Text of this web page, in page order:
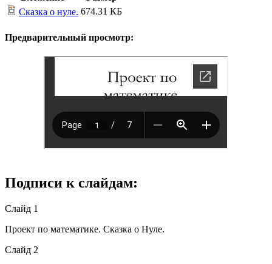
Сказка о нуле. 674.31 КБ
Предварительный просмотр:
Подписи к слайдам:
Слайд 1
Проект по математике. Сказка о Нуле.
Слайд 2